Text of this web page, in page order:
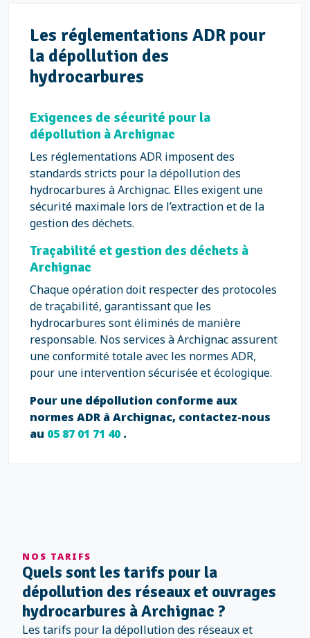
Les réglementations ADR pour
la dépollution des
hydrocarbures
Exigences de sécurité pour la
dépollution à Archignac
Les réglementations ADR imposent des
standards stricts pour la dépollution des
hydrocarbures à Archignac. Elles exigent une
sécurité maximale lors de l’extraction et de la
gestion des déchets.
Traçabilité et gestion des déchets à
Archignac
Chaque opération doit respecter des protocoles
de traçabilité, garantissant que les
hydrocarbures sont éliminés de manière
responsable. Nos services à Archignac assurent
une conformité totale avec les normes ADR,
pour une intervention sécurisée et écologique.
Pour une dépollution conforme aux
normes ADR à Archignac, contactez-nous
au 05 87 01 71 40.
NOS TARIFS
Quels sont les tarifs pour la
dépollution des réseaux et ouvrages
hydrocarbures à Archignac ?
Les tarifs pour la dépollution des réseaux et